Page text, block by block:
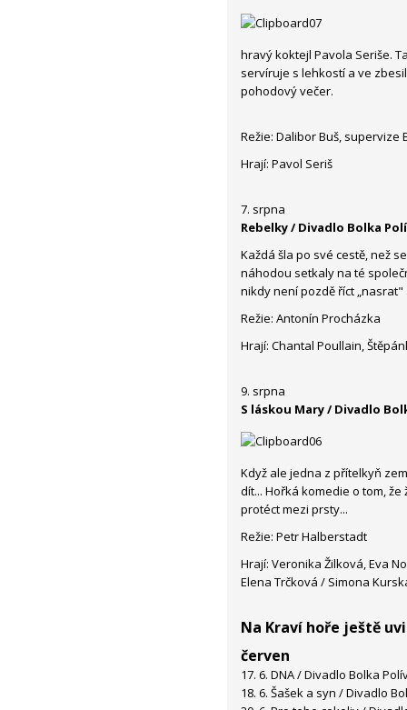
hravý koktejl Pavola Seriše.
servíruje s lehkostí a ve
pohodový večer.
Režie: Dalibor Buš, supervize
Hrají: Pavol Seriš
7. srpna
Rebelky / Divadlo Bolka
Každá šla po své cestě, než se
náhodou setkaly na té
nikdy není pozdě říct
Režie: Antonín Procházka
Hrají: Chantal Poullain,
9. srpna
S láskou Mary / Divadlo
Když ale jedna z přítelkyň
dít... Hořká komedie o tom,
protéct mezi prsty...
Režie: Petr Halberstadt
Hrají: Veronika Žilková, Eva
Elena Trčková / Simona
Na Kraví hoře ještě
červen
17. 6. DNA / Divadlo Bolka
18. 6. Šašek a syn / Divadlo